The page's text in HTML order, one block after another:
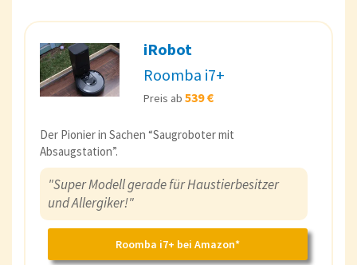
iRobot
Roomba i7+
Preis ab 539 €
Der Pionier in Sachen “Saugroboter mit
Absaugstation”.
"Super Modell gerade für Haustierbesitzer
und Allergiker!"
Roomba i7+ bei Amazon*